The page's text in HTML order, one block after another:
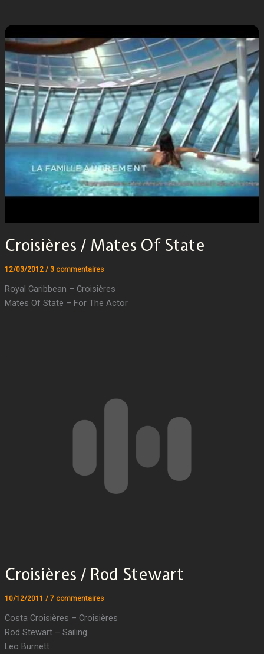
Croisières / Mates Of State
12/03/2012 / 3 commentaires
Royal Caribbean – Croisières
Mates Of State – For The Actor
Croisières / Rod Stewart
10/12/2011 / 7 commentaires
Costa Croisières – Croisières
Rod Stewart – Sailing
Leo Burnett